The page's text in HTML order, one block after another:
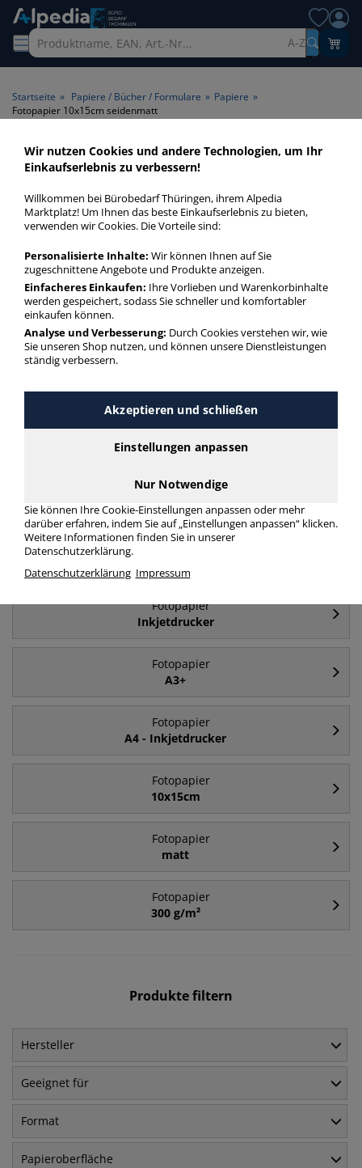
A-Z
Startseite » Papiere / Bücher / Formulare » Papiere »
Fotopapier 10x15cm seidenmatt
Fotopapier 10x15cm
seidenmatt > Format
10x15cm > Papieroberfläche
seidenmatt
Fotopapier 10x15cm seidenmatt in bester Qualität zum
günstigen Preis. Finden Sie schnell Fotopapier 10x15cm
seidenmatt mit unserer Filter-Funktion.
Fotopapier 10x15cm seidenmatt
Häufig gesucht
Fotopapier
A4
Fotopapier
Inkjetdrucker
Fotopapier
A3+
Fotopapier
A4 - Inkjetdrucker
Fotopapier
10x15cm
Fotopapier
matt
Fotopapier
300 g/m²
Produkte filtern
Hersteller
Geeignet für
Format
Papieroberfläche
Wir nutzen Cookies und andere Technologien, um Ihr
Einkaufserlebnis zu verbessern!
Willkommen bei Bürobedarf Thüringen, ihrem Alpedia
Marktplatz! Um Ihnen das beste Einkaufserlebnis zu bieten,
verwenden wir Cookies. Die Vorteile sind:
Personalisierte Inhalte: Wir können Ihnen auf Sie
zugeschnittene Angebote und Produkte anzeigen.
Einfacheres Einkaufen: Ihre Vorlieben und Warenkorbinhalte
werden gespeichert, sodass Sie schneller und komfortabler
einkaufen können.
Analyse und Verbesserung: Durch Cookies verstehen wir, wie
Sie unseren Shop nutzen, und können unsere Dienstleistungen
ständig verbessern.
Akzeptieren und schließen
Einstellungen anpassen
Nur Notwendige
Sie können Ihre Cookie-Einstellungen anpassen oder mehr
darüber erfahren, indem Sie auf „Einstellungen anpassen“ klicken.
Weitere Informationen finden Sie in unserer
Datenschutzerklärung.
Datenschutzerklärung Impressum